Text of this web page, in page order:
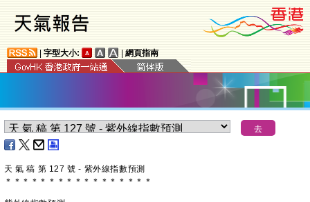
字型大小: 網頁指南
天 氣 稿 第 127 號 - 紫外線指數預測
＊ ＊ ＊ ＊ ＊ ＊ ＊ ＊ ＊ ＊ ＊ ＊ ＊ ＊ ＊ ＊ ＊